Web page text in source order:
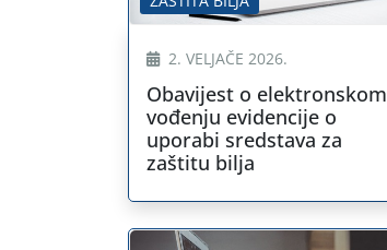
2. VELJAČE 2026.
Obavijest o elektronskom
vođenju evidencije o
uporabi sredstava za
zaštitu bilja